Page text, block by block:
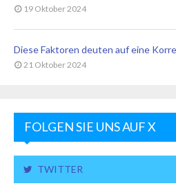
19 Oktober 2024
Diese Faktoren deuten auf eine
21 Oktober 2024
FOLGEN SIE UNS AUF X
TWITTER